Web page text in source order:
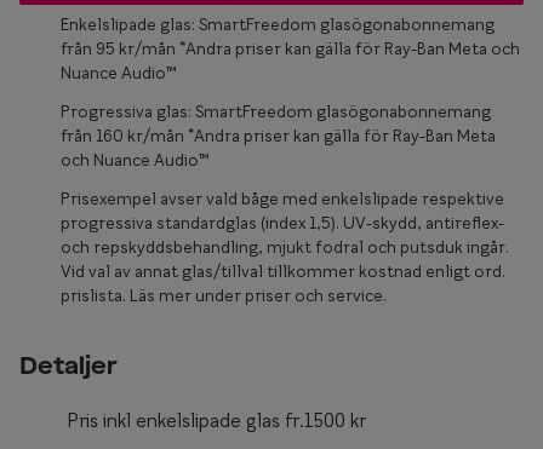
Enkelslipade glas: SmartFreedom glasögonabonnemang
från 95 kr/mån *Andra priser kan gälla för Ray-Ban Meta och
Nuance Audio™
Progressiva glas: SmartFreedom glasögonabonnemang
från 160 kr/mån *Andra priser kan gälla för Ray-Ban Meta
och Nuance Audio™
Prisexempel avser vald båge med enkelslipade respektive
progressiva standardglas (index 1,5). UV-skydd, antireflex-
och repskyddsbehandling, mjukt fodral och putsduk ingår.
Vid val av annat glas/tillval tillkommer kostnad enligt ord.
prislista. Läs mer under priser och service.
Detaljer
Pris inkl enkelslipade glas fr.1500 kr